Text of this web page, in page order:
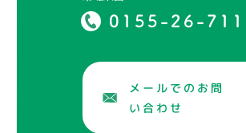
0155-26-
メールでのお問
い合わせ